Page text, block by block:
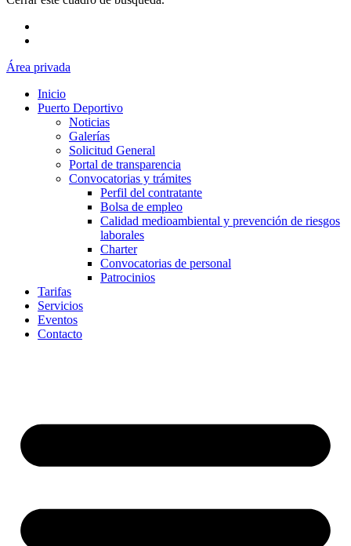
Área privada
Inicio
Puerto Deportivo
Noticias
Galerías
Solicitud General
Portal de transparencia
Convocatorias y trámites
Perfil del contratante
Bolsa de empleo
Calidad medioambiental y prevención de riesgos
laborales
Charter
Convocatorias de personal
Patrocinios
Tarifas
Servicios
Eventos
Contacto